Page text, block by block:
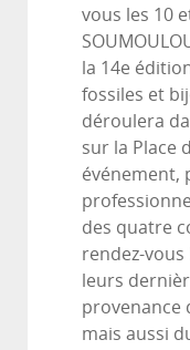
vous les 10
la 14e
fossiles et
déroulera
sur la Place
événement,
des quatre
rendez-
leurs
provenance
mais aussi